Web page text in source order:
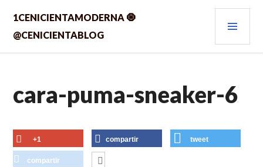
contenido.
1CENICIENTAMODERNA 🧿
@CENICIENTABLOG
cara-puma-sneaker-6
+1 compartir tweet
compartir